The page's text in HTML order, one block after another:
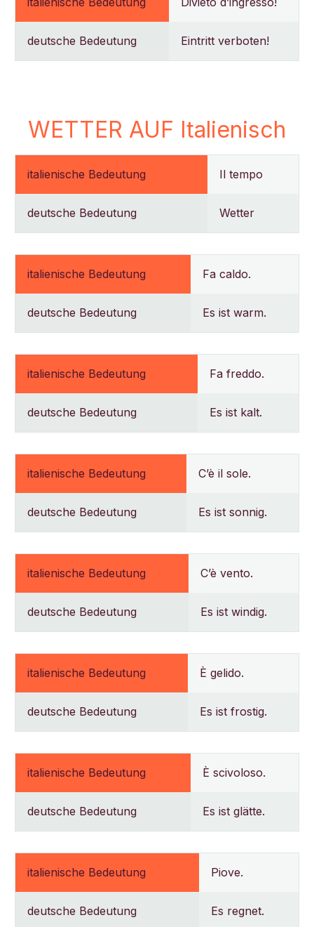
deutsche Bedeutung Eintritt verboten!
WETTER AUF Italienisch
italienische Bedeutung Il tempo
deutsche Bedeutung Wetter
italienische Bedeutung Fa caldo.
deutsche Bedeutung Es ist warm.
italienische Bedeutung Fa freddo.
deutsche Bedeutung Es ist kalt.
italienische Bedeutung C’è il sole.
deutsche Bedeutung Es ist sonnig.
italienische Bedeutung C’è vento.
deutsche Bedeutung Es ist windig.
italienische Bedeutung È gelido.
deutsche Bedeutung Es ist frostig.
italienische Bedeutung È scivoloso.
deutsche Bedeutung Es ist glätte.
italienische Bedeutung Piove.
deutsche Bedeutung Es regnet.